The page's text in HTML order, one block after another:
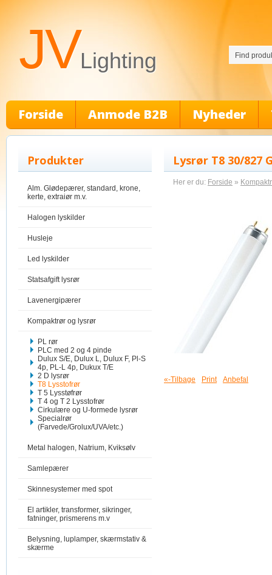
JVLighting
Forside Anmode B2B Nyheder
Produkter
Alm. Glødepærer, standard, krone,
kerte, extraiør m.v.
Halogen lyskilder
Husleje
Led lyskilder
Statsafgift lysrør
Lavenergipærer
Kompaktrør og lysrør
PL rør
PLC med 2 og 4 pinde
Dulux S/E, Dulux L, Dulux F, Pl-S
4p, PL-L 4p, Dukux T/E
2 D lysrør
T8 Lysstofrør
T 5 Lysstøfrør
T 4 og T 2 Lysstofrør
Cirkulære og U-formede lysrør
Specialrør
(Farvede/Grolux/UVA/etc.)
Metal halogen, Natrium, Kviksølv
Samlepærer
Skinnesystemer med spot
El artikler, transformer, sikringer,
fatninger, prismerens m.v
Belysning, luplamper, skærmstativ &
skærme
Lysrør T8 30/827
Her er du: Forside »
«-Tilbage Print Anbefal